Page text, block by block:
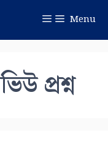
Menu
প্রশ্ন